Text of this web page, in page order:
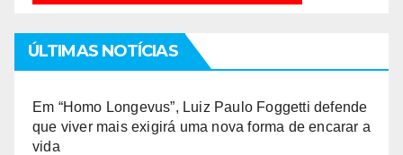
ÚLTIMAS NOTÍCIAS
Em “Homo Longevus”, Luiz Paulo Foggetti defende
que viver mais exigirá uma nova forma de encarar a
vida